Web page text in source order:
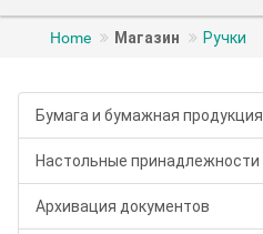
Home Магазин Ручки
Бумага и бумажная продукция
Настольные принадлежности
Архивация документов